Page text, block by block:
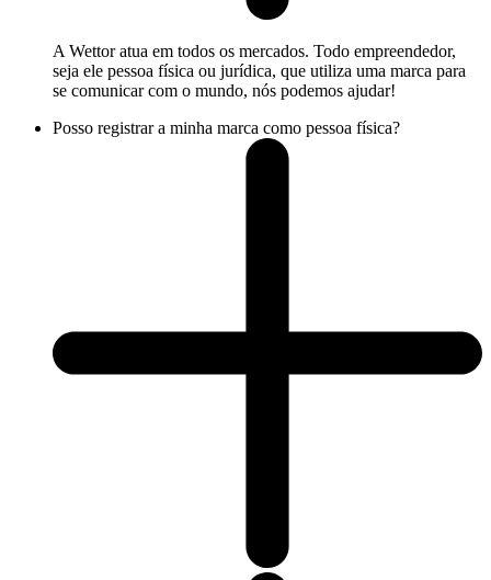
A Wettor atua em todos os mercados. Todo empreendedor,
seja ele pessoa física ou jurídica, que utiliza uma marca para
se comunicar com o mundo, nós podemos ajudar!
Posso registrar a minha marca como pessoa física?